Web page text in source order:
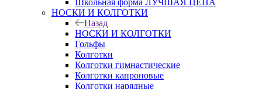
Школьная форма ЛУЧШАЯ ЦЕНА
НОСКИ И КОЛГОТКИ
Назад
НОСКИ И КОЛГОТКИ
Гольфы
Колготки
Колготки гимнастические
Колготки капроновые
Колготки нарядные